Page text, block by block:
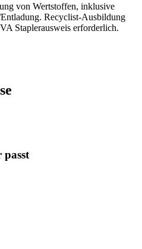
von Wertstoffen, inklusive
Recyclist-Ausbildung
Staplerausweis erforderlich.
passt